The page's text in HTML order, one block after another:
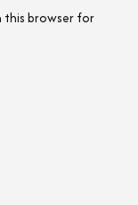
this browser for